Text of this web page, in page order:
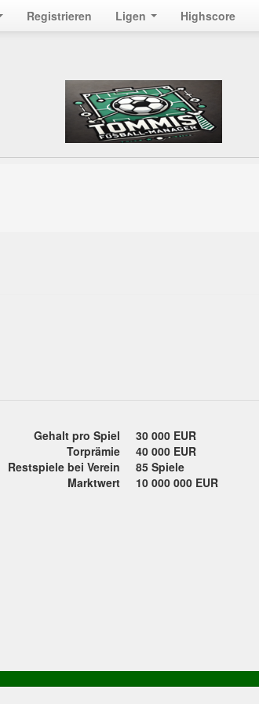
Registrieren Ligen Highscore
Gehalt pro Spiel
30 000 EUR
Torprämie
40 000 EUR
Restspiele bei Verein
85 Spiele
Marktwert
10 000 000 EUR